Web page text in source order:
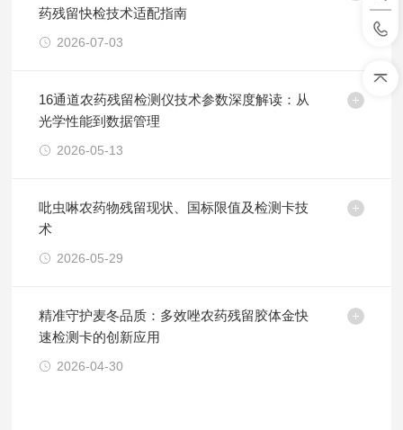
药残留快检技术适配指南
2026-07-03
16通道农药残留检测仪技术参数深度解读：从
光学性能到数据管理
2026-05-13
吡虫啉农药物残留现状、国标限值及检测卡技
术
2026-05-29
精准守护麦冬品质：多效唑农药残留胶体金快
速检测卡的创新应用
2026-04-30